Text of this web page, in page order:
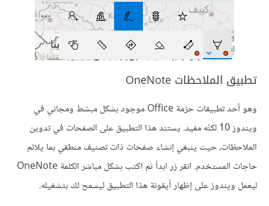
تطبيق الملاحظات OneNote
وهو أحد تطبيقات حزمة Office موجود بشكل مبسّط ومجاني في
ويندوز 10 لكنّه مفيد. يستند هذا التطبيق على الصفحات في تدوين
الملاحظات، حيث ينبغي إنشاء صفحات ذات تصنيف منطقي بما يلائم
حاجات المستخدم. انقر زر ابدأ ثم اكتب بشكل مباشر الكلمة OneNote
ليعمل ويندوز على إظهار أيقونة هذا التطبيق ليسمح لك بتشغيله.